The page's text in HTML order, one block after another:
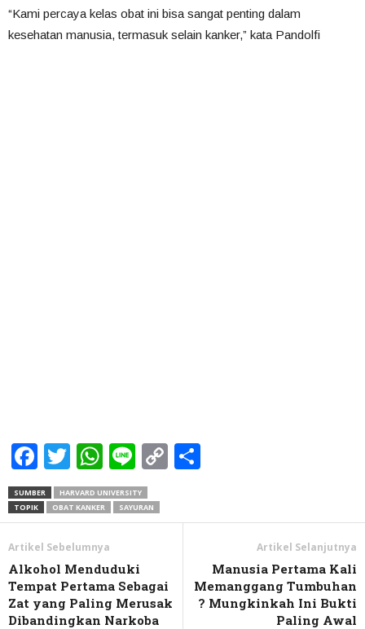
“Kami percaya kelas obat ini bisa sangat penting dalam
kesehatan manusia, termasuk selain kanker,” kata Pandolfi
Facebook
Twitter
WhatsApp
LineCopy
SUMBER
HARVARD UNIVERSITY
TOPIK
OBAT KANKER SAYURAN
Artikel Sebelumnya
Alkohol Menduduki
Tempat Pertama Sebagai
Zat yang Paling Merusak
Dibandingkan Narkoba
Artikel Selanjutnya
Manusia Pertama Kali
Memanggang Tumbuhan
? Mungkinkah Ini Bukti
Paling Awal